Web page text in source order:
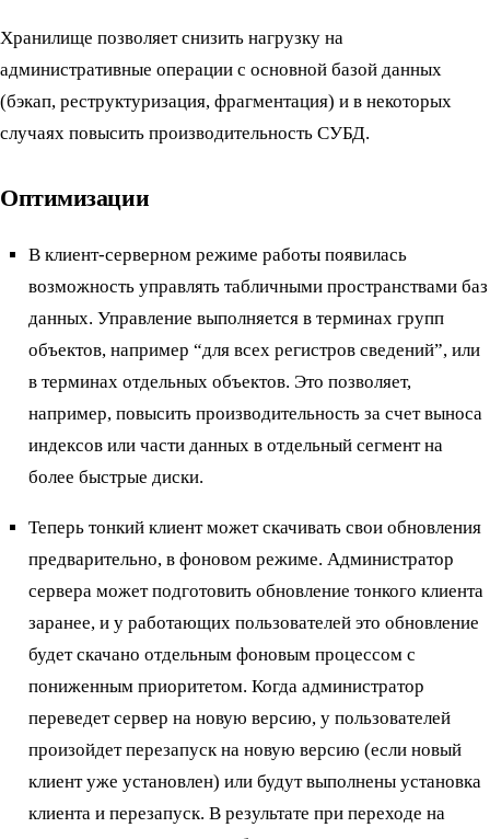
Хранилище позволяет снизить нагрузку на
административные операции с основной базой данных
(бэкап, реструктуризация, фрагментация) и в некоторых
случаях повысить производительность СУБД.
Оптимизации
В клиент-серверном режиме работы появилась
возможность управлять табличными пространствами баз
данных. Управление выполняется в терминах групп
объектов, например “для всех регистров сведений”, или
в терминах отдельных объектов. Это позволяет,
например, повысить производительность за счет выноса
индексов или части данных в отдельный сегмент на
более быстрые диски.
Теперь тонкий клиент может скачивать свои обновления
предварительно, в фоновом режиме. Администратор
сервера может подготовить обновление тонкого клиента
заранее, и у работающих пользователей это обновление
будет скачано отдельным фоновым процессом с
пониженным приоритетом. Когда администратор
переведет сервер на новую версию, у пользователей
произойдет перезапуск на новую версию (если новый
клиент уже установлен) или будут выполнены установка
клиента и перезапуск. В результате при переходе на